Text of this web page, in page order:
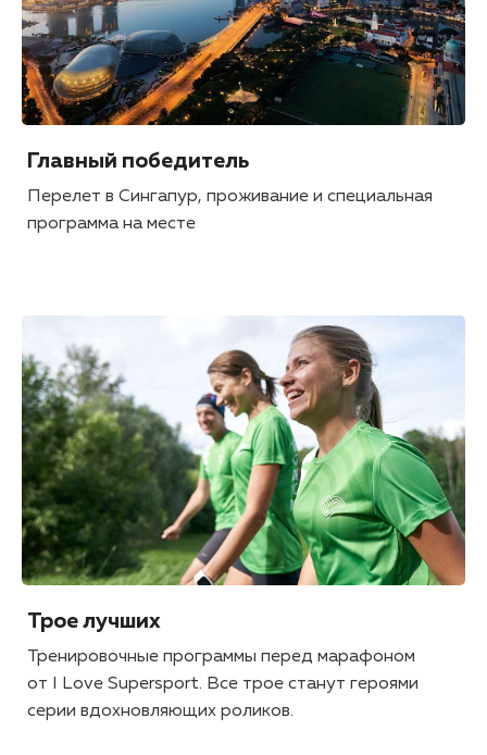
Главный победитель
Перелет в Сингапур, проживание и специальная
программа на месте
Трое лучших
Тренировочные программы перед марафоном
от I Love Supersport. Все трое станут героями
серии вдохновляющих роликов.